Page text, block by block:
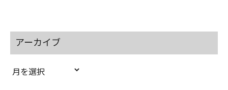
アーカイブ
ア